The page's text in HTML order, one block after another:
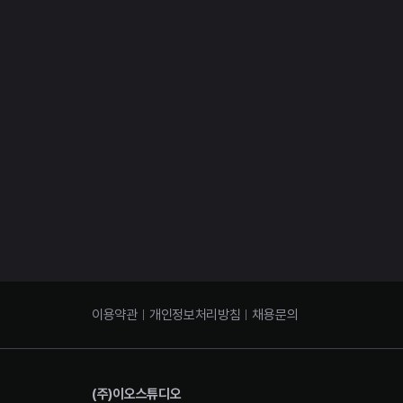
이용약관 개인정보처리방침 채용문의
(주)이오스튜디오